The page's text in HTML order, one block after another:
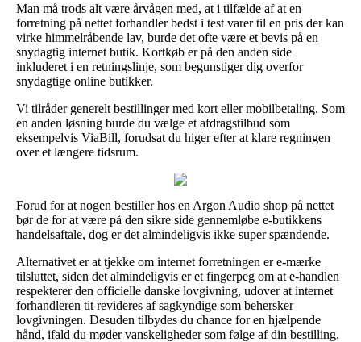
Man må trods alt være årvågen med, at i tilfælde af at en
forretning på nettet forhandler bedst i test varer til en pris der kan
virke himmelråbende lav, burde det ofte være et bevis på en
snydagtig internet butik. Kortkøb er på den anden side
inkluderet i en retningslinje, som begunstiger dig overfor
snydagtige online butikker.
Vi tilråder generelt bestillinger med kort eller mobilbetaling. Som
en anden løsning burde du vælge et afdragstilbud som
eksempelvis ViaBill, forudsat du higer efter at klare regningen
over et længere tidsrum.
Forud for at nogen bestiller hos en Argon Audio shop på nettet
bør de for at være på den sikre side gennemløbe e-butikkens
handelsaftale, dog er det almindeligvis ikke super spændende.
Alternativet er at tjekke om internet forretningen er e-mærke
tilsluttet, siden det almindeligvis er et fingerpeg om at e-handlen
respekterer den officielle danske lovgivning, udover at internet
forhandleren tit revideres af sagkyndige som behersker
lovgivningen. Desuden tilbydes du chance for en hjælpende
hånd, ifald du møder vanskeligheder som følge af din bestilling.